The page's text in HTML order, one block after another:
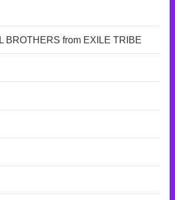
BROTHERS from EXILE TRIBE